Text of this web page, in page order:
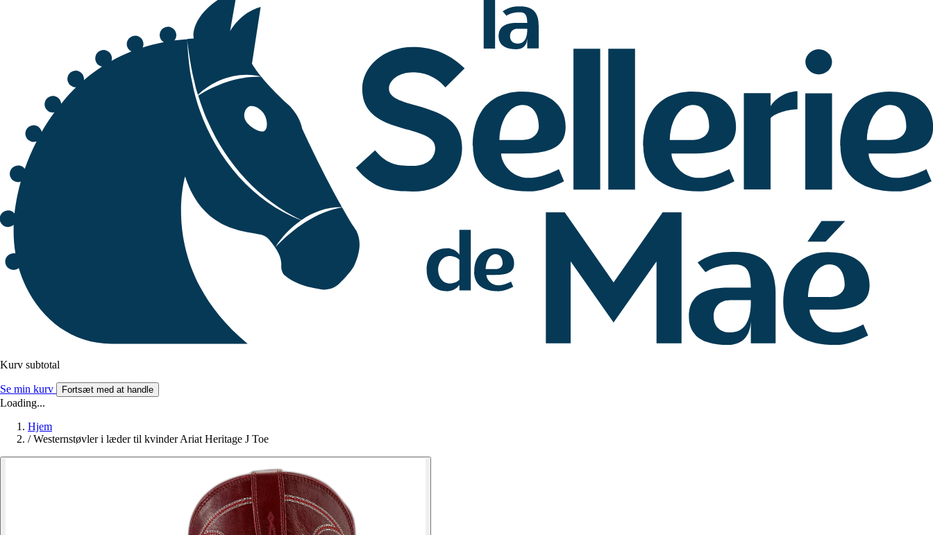
Kurv subtotal
Se min kurv Fortsæt med at handle
Loading...
Hjem
/ Westernstøvler i læder til kvinder Ariat Heritage J Toe